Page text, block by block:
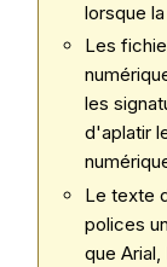
lorsque
Les
les
d'aplatir
Le texte
polices
que